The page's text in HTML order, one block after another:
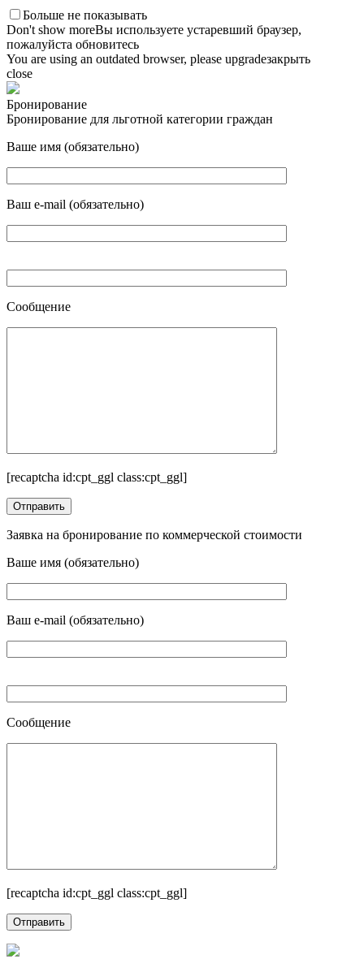
Больше не показывать
Don't show moreВы используете устаревший браузер,
пожалуйста обновитесь
You are using an outdated browser, please upgradeзакрыть
close
Бронирование
Бронирование для льготной категории граждан
Ваше имя (обязательно)
Ваш e-mail (обязательно)
Сообщение
[recaptcha id:cpt_ggl class:cpt_ggl]
Заявка на бронирование по коммерческой стоимости
Ваше имя (обязательно)
Ваш e-mail (обязательно)
Сообщение
[recaptcha id:cpt_ggl class:cpt_ggl]